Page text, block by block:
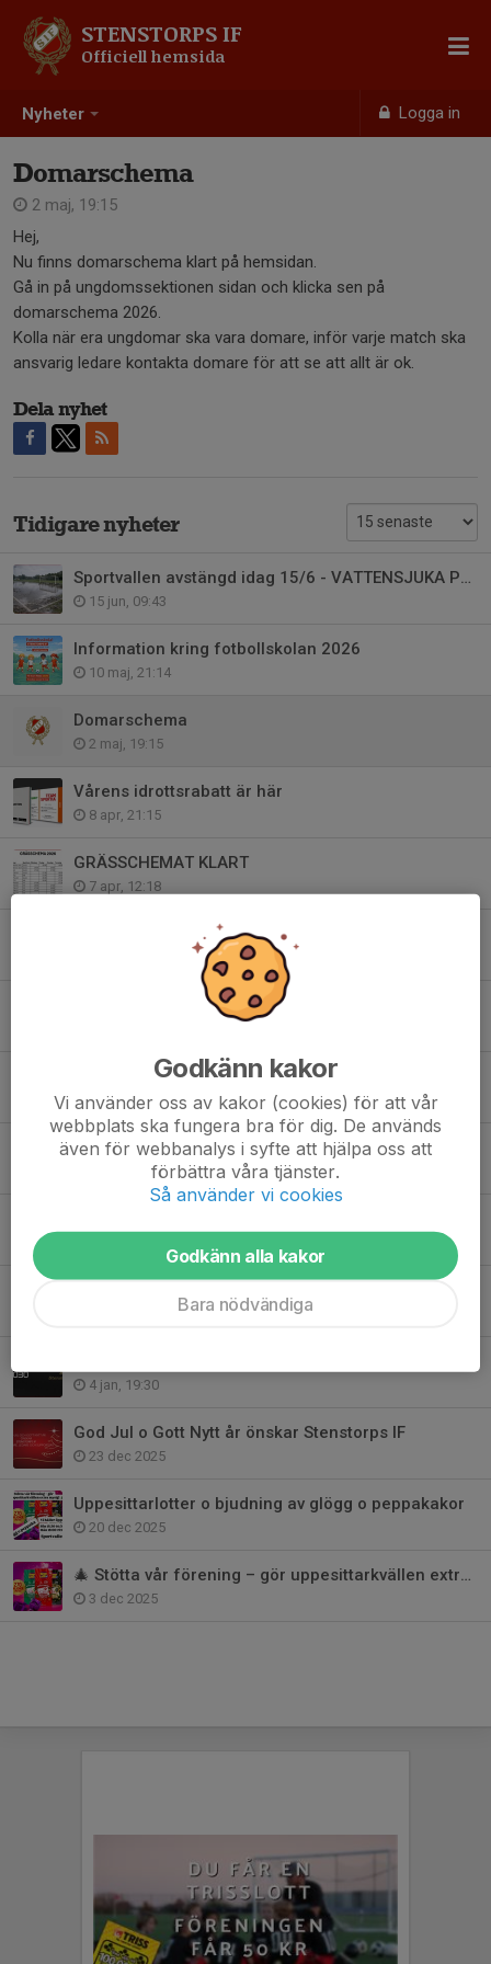
Nyheter Logga in
STENSTORPS IF
Officiell hemsida
Domarschema
2 maj, 19:15
Hej,
Nu finns domarschema klart på hemsidan.
Gå in på ungdomssektionen sidan och klicka sen på
domarschema 2026.
Kolla när era ungdomar ska vara domare, inför varje match ska
ansvarig ledare kontakta domare för att se att allt är ok.
Dela nyhet
Tidigare nyheter
Sportvallen avstängd idag 15/6 - VATTENSJUKA PLANER
15 jun, 09:43
Information kring fotbollskolan 2026
10 maj, 21:14
Domarschema
2 maj, 19:15
Vårens idrottsrabatt är här
8 apr, 21:15
GRÄSSCHEMAT KLART
7 apr, 12:18
26 mar, 12:20
Schema inför fotograferingen 25-26 mars
15 mar, 20:14
4 jan, 19:30
God Jul o Gott Nytt år önskar Stenstorps IF
23 dec 2025
Uppesittarlotter o bjudning av glögg o peppakakor
20 dec 2025
🎄 Stötta vår förening – gör uppesittarkvällen extra mysig! 🎄
3 dec 2025
Godkänn kakor
Vi använder oss av kakor (cookies) för att vår
webbplats ska fungera bra för dig. De används
även för webbanalys i syfte att hjälpa oss att
förbättra våra tjänster.
Så använder vi cookies
Godkänn alla kakor
Bara nödvändiga